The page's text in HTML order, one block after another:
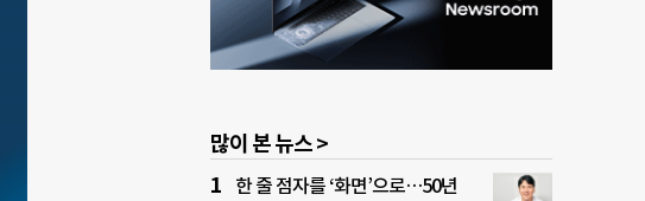
많이 본 뉴스 >
한 줄 점자를 ‘화면’으로…50년